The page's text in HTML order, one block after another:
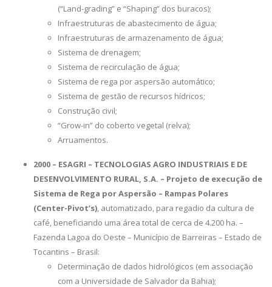
(“Land-grading” e “Shaping” dos buracos);
Infraestruturas de abastecimento de água;
Infraestruturas de armazenamento de água;
Sistema de drenagem;
Sistema de recirculação de água;
Sistema de rega por aspersão automático;
Sistema de gestão de recursos hídricos;
Construção civil;
“Grow-in” do coberto vegetal (relva);
Arruamentos.
2000 – ESAGRI – TECNOLOGIAS AGRO INDUSTRIAIS E DE
DESENVOLVIMENTO RURAL, S.A. – Projeto de execução de
Sistema de Rega por Aspersão – Rampas Polares
(Center-Pivot’s), automatizado, para regadio da cultura de
café, beneficiando uma área total de cerca de 4.200 ha. –
Fazenda Lagoa do Oeste – Município de Barreiras – Estado de
Tocantins – Brasil:
Determinação de dados hidrológicos (em associação
com a Universidade de Salvador da Bahia);